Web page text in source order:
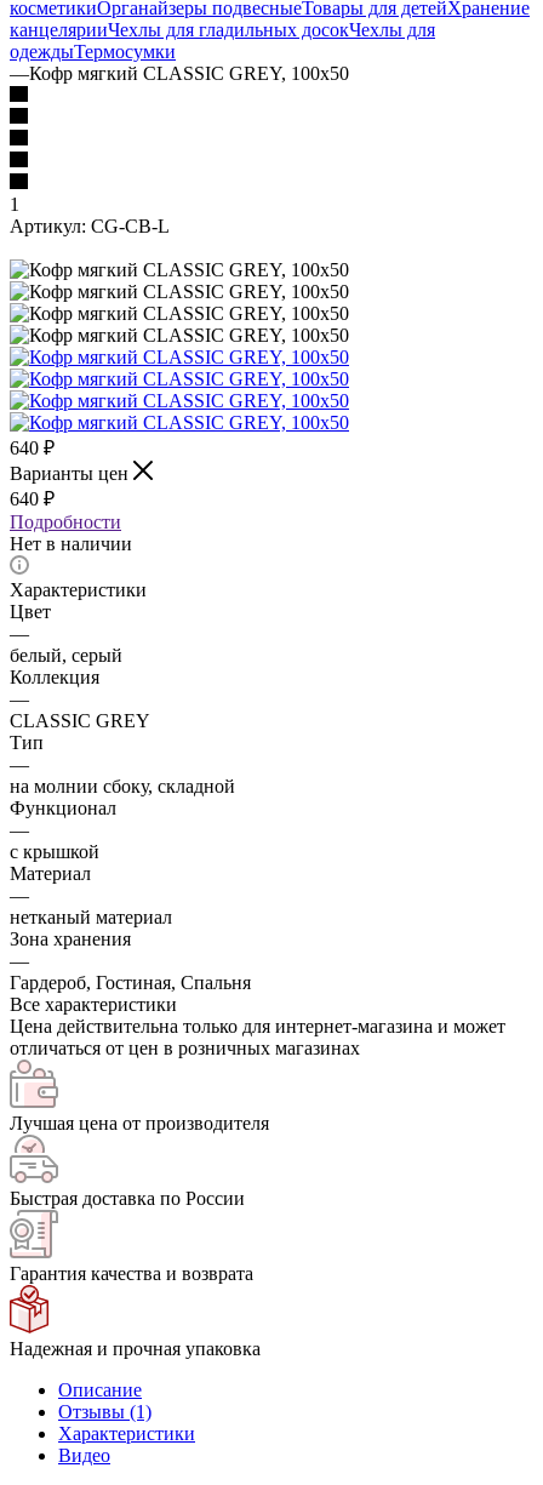
косметикиОрганайзеры подвесныеТовары для детейХранение
канцелярииЧехлы для гладильных досокЧехлы для
одеждыТермосумки
—Кофр мягкий CLASSIC GREY, 100х50
1
Артикул: CG-CB-L
640 ₽
Варианты цен
640 ₽
Подробности
Нет в наличии
Характеристики
Цвет
—
белый, серый
Коллекция
—
CLASSIC GREY
Тип
—
на молнии сбоку, складной
Функционал
—
с крышкой
Материал
—
нетканый материал
Зона хранения
—
Гардероб, Гостиная, Спальня
Все характеристики
Цена действительна только для интернет-магазина и может
отличаться от цен в розничных магазинах
Лучшая цена от производителя
Быстрая доставка по России
Гарантия качества и возврата
Надежная и прочная упаковка
Описание
Отзывы (1)
Характеристики
Видео